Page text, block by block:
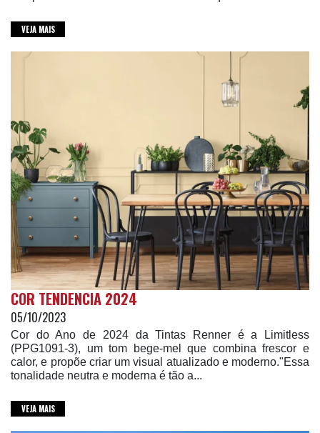
VEJA MAIS
COR TENDENCIA 2024
05/10/2023
Cor do Ano de 2024 da Tintas Renner é a Limitless
(PPG1091-3), um tom bege-mel que combina frescor e
calor, e propõe criar um visual atualizado e moderno."Essa
tonalidade neutra e moderna é tão a...
VEJA MAIS